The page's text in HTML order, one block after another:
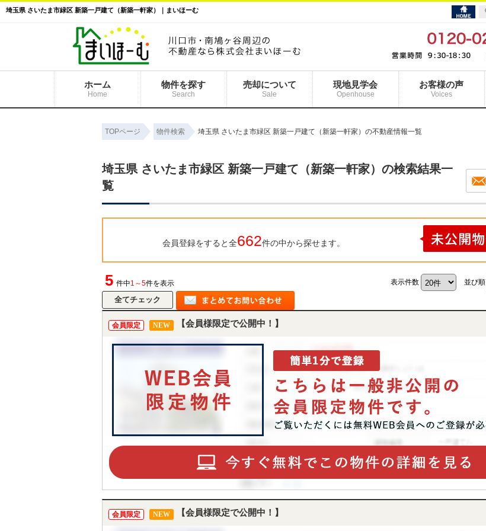
埼玉県 さいたま市緑区 新築一戸建て（新築一軒家）｜まいほーむ
ホーム
Home
物件を探す
Search
売却について
Sale
現地見学会
Openhouse
お客様の声
Voices
TOPページ 物件検索 埼玉県 さいたま市緑区 新築一戸建て（新築一軒家）の不動産情報一覧
埼玉県 さいたま市緑区 新築一戸建て（新築一軒家）の検索結果一
覧
会員登録をすると全662件の中から探せます。
5 件中1～5件を表示 表示件数 並び順
会員限定 NEW 【会員様限定で公開中！】
会員限定 NEW 【会員様限定で公開中！】